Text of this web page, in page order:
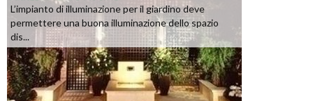
L’impianto di illuminazione per il giardino deve
permettere una buona illuminazione dello spazio
dis...